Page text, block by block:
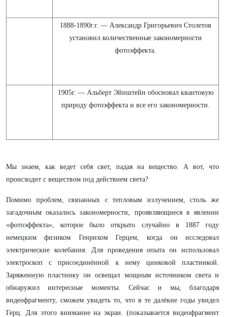
1888-1890г.г. — Александр Григорьевич Столетов
установил количественные закономерности
фотоэффекта.
1905г. — Альберт Эйнштейн обосновал квантовую
природу фотоэффекта и все его закономерности.
Мы знаем, как ведет себя свет, падая на вещество. А вот, что
происходит с веществом под действием света?
Помимо проблем, связанных с тепловым излучением, столь же
загадочным оказались закономерности, проявляющиеся в явлении
«фотоэффекта», которое было открыто случайно в 1887 году
немецким физиком Генрихом Герцем, когда он исследовал
электрические колебания. Для проведения опыта он использовал
электроскоп с присоединённой к нему цинковой пластинкой.
Заряженную пластинку он освещал мощным источником света и
обнаружил интересные моменты. Сейчас и мы, благодаря
видеофрагменту, сможем увидеть то, что в те далёкие годы увидел
Герц. Для этого внимание на экран. (показывается видеофрагмент